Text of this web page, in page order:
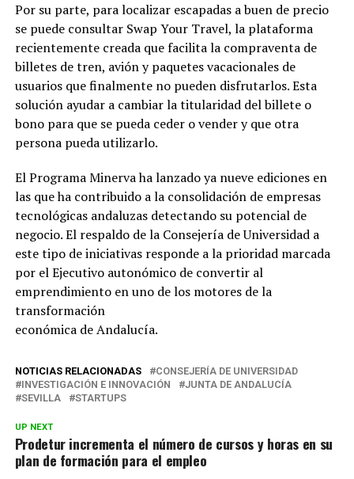
Por su parte, para localizar escapadas a buen de precio
se puede consultar Swap Your Travel, la plataforma
recientemente creada que facilita la compraventa de
billetes de tren, avión y paquetes vacacionales de
usuarios que finalmente no pueden disfrutarlos. Esta
solución ayudar a cambiar la titularidad del billete o
bono para que se pueda ceder o vender y que otra
persona pueda utilizarlo.
El Programa Minerva ha lanzado ya nueve ediciones en
las que ha contribuido a la consolidación de empresas
tecnológicas andaluzas detectando su potencial de
negocio. El respaldo de la Consejería de Universidad a
este tipo de iniciativas responde a la prioridad marcada
por el Ejecutivo autonómico de convertir al
emprendimiento en uno de los motores de la
transformación
económica de Andalucía.
NOTICIAS RELACIONADAS
CONSEJERÍA DE UNIVERSIDAD
INVESTIGACIÓN E INNOVACIÓN
JUNTA DE ANDALUCÍA
SEVILLA
STARTUPS
UP NEXT
Prodetur incrementa el número de cursos y horas en su
plan de formación para el empleo